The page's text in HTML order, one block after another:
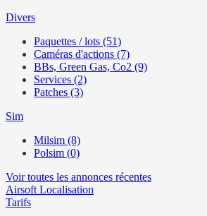
Divers
Paquettes / lots (51)
Caméras d'actions (7)
BBs, Green Gas, Co2 (9)
Services (2)
Patches (3)
Sim
Milsim (8)
Polsim (0)
Voir toutes les annonces récentes
Airsoft Localisation
Tarifs